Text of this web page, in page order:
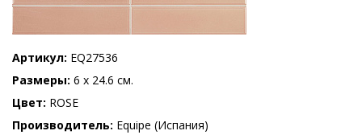
Артикул EQ27536
Размеры 6 x 24.6 см.
Цвет ROSE
Производитель Equipe (Испания)